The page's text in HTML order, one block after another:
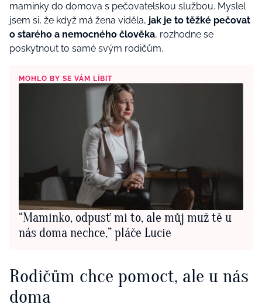
maminky do domova s pečovatelskou službou. Myslel
jsem si, že když má žena viděla, jak je to těžké pečovat
o starého a nemocného člověka, rozhodne se
poskytnout to samé svým rodičům.
MOHLO BY SE VÁM LÍBIT
“Maminko, odpusť mi to, ale můj muž tě u
nás doma nechce,” pláče Lucie
Rodičům chce pomoct, ale u nás
doma